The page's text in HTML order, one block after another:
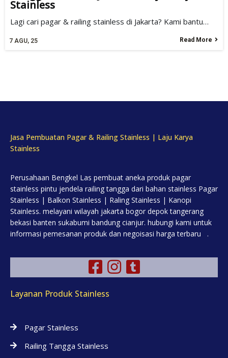
Stainless
7 AGU, 25
Lagi cari pagar & railing stainless di Jakarta? Kami bantu…
Read More
Jasa Pembuatan Pagar & Railing Stainless | Laju Karya
Stainless
Perusahaan Bengkel Las pembuat aneka produk pagar
stainless pintu jendela railing tangga dari bahan stainless Pagar
Stainless | Balkon Stainless | Raling Stainless | Kanopi
Stainless. melayani wilayah jakarta bogor depok tangerang
bekasi banten sukabumi bandung cianjur. hubungi kami untuk
informasi pemesanan produk dan negoisasi harga terbaru .
Layanan Produk Stainless
Pagar Stainless
Railing Tangga Stainless